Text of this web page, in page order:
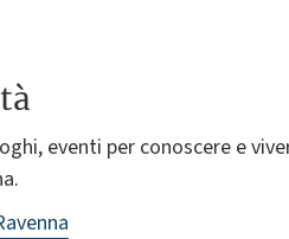
eventi per conoscere e